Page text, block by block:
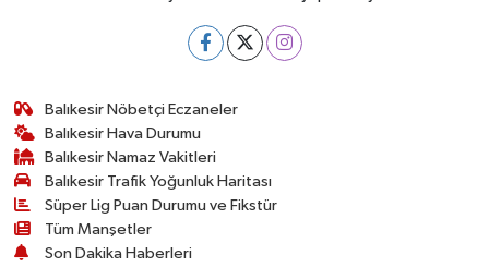
Balıkesir Nöbetçi Eczaneler
Balıkesir Hava Durumu
Balıkesir Namaz Vakitleri
Balıkesir Trafik Yoğunluk Haritası
Süper Lig Puan Durumu ve Fikstür
Tüm Manşetler
Son Dakika Haberleri